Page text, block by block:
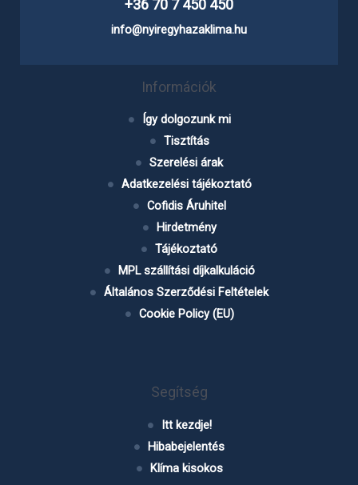
+36 70 7 450 450
info@nyiregyhazaklima.hu
Információk
Így dolgozunk mi
Tisztítás
Szerelési árak
Adatkezelési tájékoztató
Cofidis Áruhitel
Hirdetmény
Tájékoztató
MPL szállítási díjkalkuláció
Általános Szerződési Feltételek
Cookie Policy (EU)
Segítség
Itt kezdje!
Hibabejelentés
Klíma kisokos